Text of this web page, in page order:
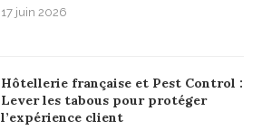
17 juin 2026
Hôtellerie française et Pest Control :
Lever les tabous pour protéger
l’expérience client